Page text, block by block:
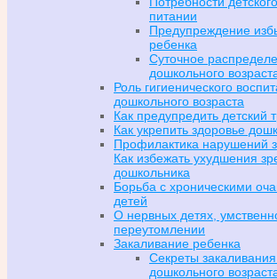
питании
Предупреждение
ребенка
Суточное
дошкольного
Роль гигиенического
дошкольного возраста
Как предупредить детский
Как укрепить здоровье
Профилактика нарушений
Как избежать ухудшения
дошкольника
Борьба с хроническими
детей
О нервных детях,
переутомлении
Закаливание ребенка
Секреты
дошкольного